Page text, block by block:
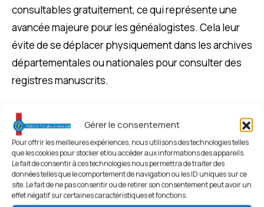
Gérer le consentement
Pour offrir les meilleures expériences, nous utilisons des technologies telles
que les cookies pour stocker et/ou accéder aux informations des appareils.
Le fait de consentir à ces technologies nous permettra de traiter des
données telles que le comportement de navigation ou les ID uniques sur ce
site. Le fait de ne pas consentir ou de retirer son consentement peut avoir un
effet négatif sur certaines caractéristiques et fonctions.
consultables gratuitement, ce qui représente une
avancée majeure pour les généalogistes. Cela leur
évite de se déplacer physiquement dans les archives
départementales ou nationales pour consulter des
registres manuscrits.